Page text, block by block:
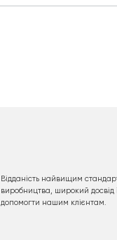
Відданість найвищим
виробництва, широкий
допомогти нашим клієнтам.